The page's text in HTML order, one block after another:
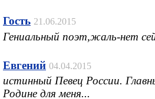
Гость 21.06.2015
Гениальный поэт,жаль-нет
Евгений 04.04.2015
истинный Певец России.
Родине для меня...